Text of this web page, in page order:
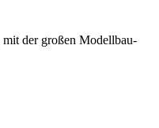
der großen Modellbau-